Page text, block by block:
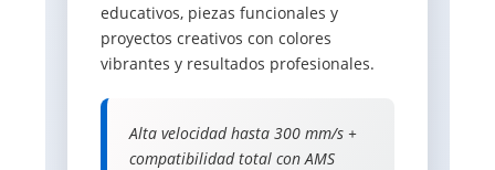
educativos, piezas funcionales y
proyectos creativos con colores
vibrantes y resultados profesionales.
Alta velocidad hasta 300 mm/s +
compatibilidad total con AMS 